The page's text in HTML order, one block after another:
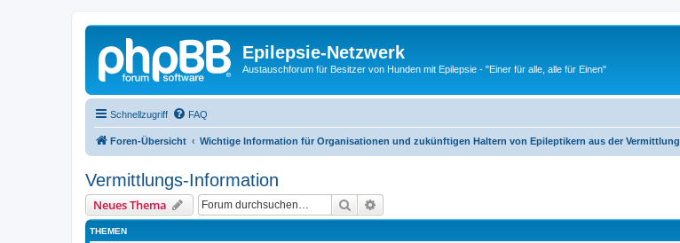
Epilepsie-Netzwerk
Austauschforum für Besitzer von Hunden mit Epilepsie - "Einer für alle, alle für Einen"
Schnellzugriff FAQ
Foren-Übersicht Wichtige Information für Organisationen und zukünftigen Haltern von Epileptikern aus der Vermittlung
Vermittlungs-Information
Neues Thema Suche
THEMEN